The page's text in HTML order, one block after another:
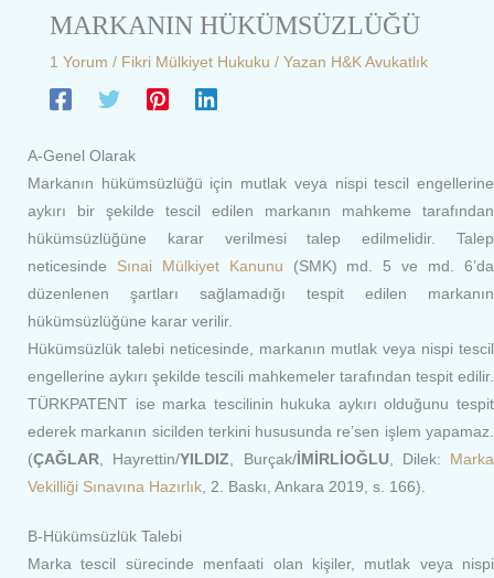
MARKANIN HÜKÜMSÜZLÜĞÜ
1 Yorum / Fikri Mülkiyet Hukuku / Yazan H&K Avukatlık
A-Genel Olarak
Markanın hükümsüzlüğü için mutlak veya nispi tescil engellerine
aykırı bir şekilde tescil edilen markanın mahkeme tarafından
hükümsüzlüğüne karar verilmesi talep edilmelidir. Talep
neticesinde Sınai Mülkiyet Kanunu (SMK) md. 5 ve md. 6’da
düzenlenen şartları sağlamadığı tespit edilen markanın
hükümsüzlüğüne karar verilir.
Hükümsüzlük talebi neticesinde, markanın mutlak veya nispi tescil
engellerine aykırı şekilde tescili mahkemeler tarafından tespit edilir.
TÜRKPATENT ise marka tescilinin hukuka aykırı olduğunu tespit
ederek markanın sicilden terkini hususunda re’sen işlem yapamaz.
(ÇAĞLAR , Hayrettin/YILDIZ , Burçak/İMİRLİOĞLU, Dilek:
Marka
Vekilliği Sınavına Hazırlık , 2. Baskı, Ankara 2019, s. 166).
B-Hükümsüzlük Talebi
Marka tescil sürecinde menfaati olan kişiler, mutlak veya nispi